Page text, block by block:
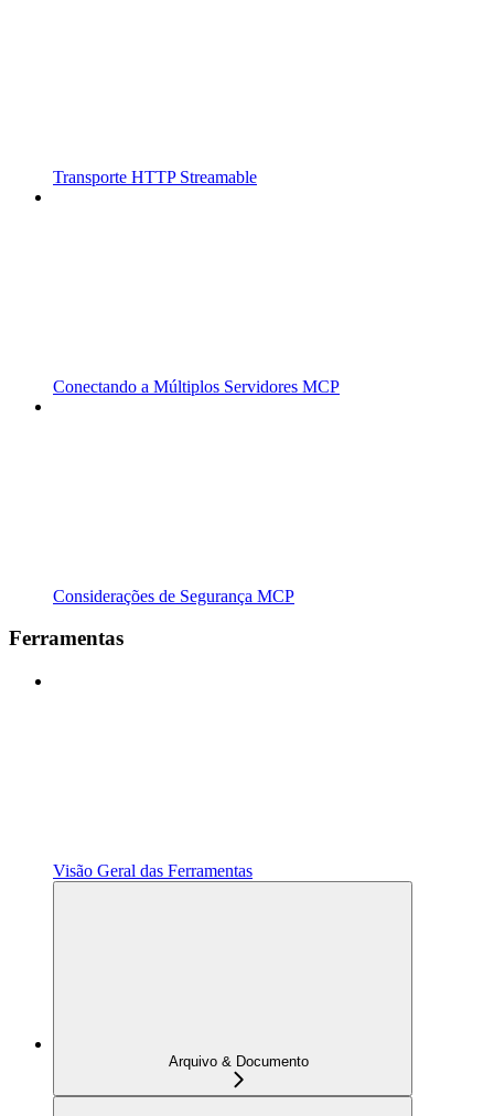
Transporte HTTP Streamable
Conectando a Múltiplos Servidores MCP
Considerações de Segurança MCP
Ferramentas
Visão Geral das Ferramentas
Arquivo & Documento